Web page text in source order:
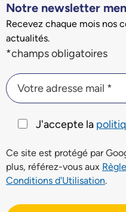
Notre newsletter
Recevez chaque mois nos
actualités.
Champs du formulaire
*champs obligatoires
Votre adresse mail *
Votre adresse mail *
J'accepte la
Ce site est protégé par
plus, référez-vous aux
Conditions d'Utilisation.